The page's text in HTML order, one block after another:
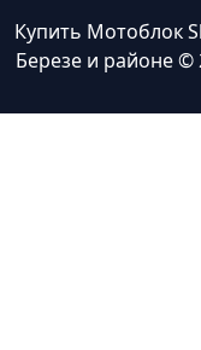
Купить Мотоблок
Березе и районе©